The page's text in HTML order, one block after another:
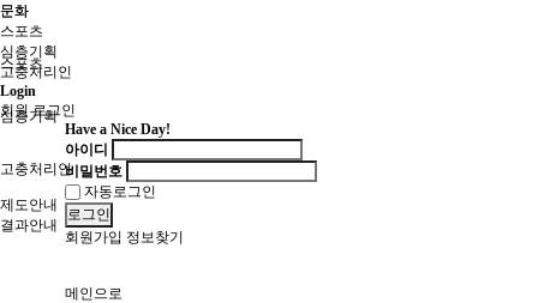
문화
스포츠
심층기획
고충처리인
제도안내
결과안내
문화
스포츠
심층기획
고충처리인
Login
회원 로그인
Have a Nice Day!
아이디
비밀번호
자동로그인
로그인
회원가입 정보찾기
메인으로